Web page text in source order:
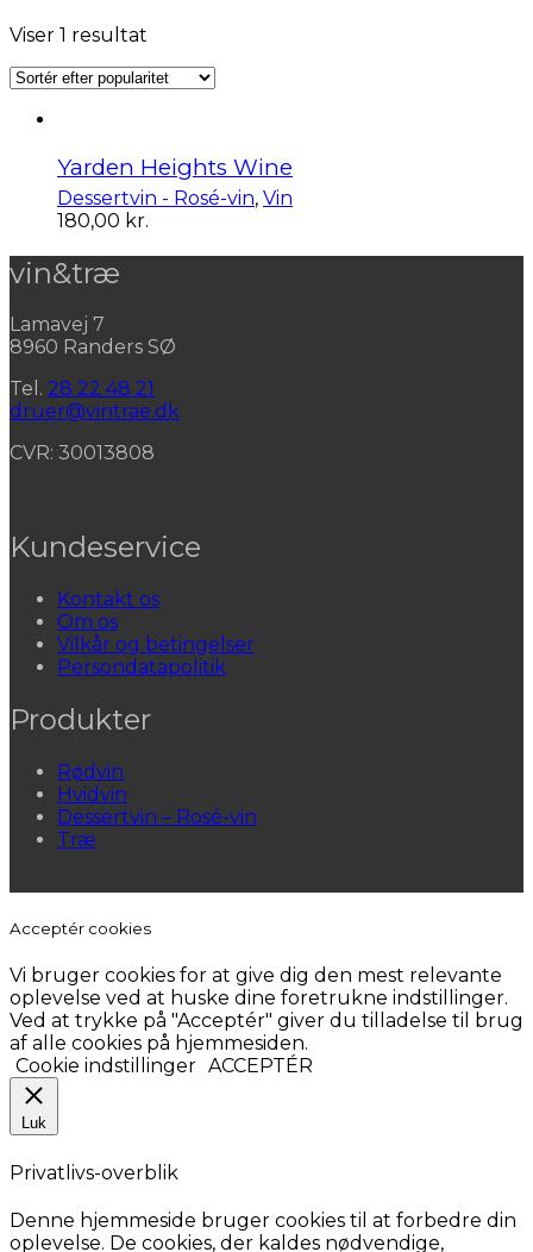
Viser 1 resultat
Yarden Heights Wine
Dessertvin - Rosé-vin, Vin
180,00 kr.
vin&træ
Lamavej 7
8960 Randers SØ
Tel. 28 22 48 21
druer@vintrae.dk
CVR: 30013808
Kundeservice
Kontakt os
Om os
Vilkår og betingelser
Persondatapolitik
Produkter
Rødvin
Hvidvin
Dessertvin – Rosé-vin
Træ
Acceptér cookies
Vi bruger cookies for at give dig den mest relevante
oplevelse ved at huske dine foretrukne indstillinger.
Ved at trykke på "Acceptér" giver du tilladelse til brug
af alle cookies på hjemmesiden.
Cookie indstillinger ACCEPTÉR
Luk
Privatlivs-overblik
Denne hjemmeside bruger cookies til at forbedre din
oplevelse. De cookies, der kaldes nødvendige,